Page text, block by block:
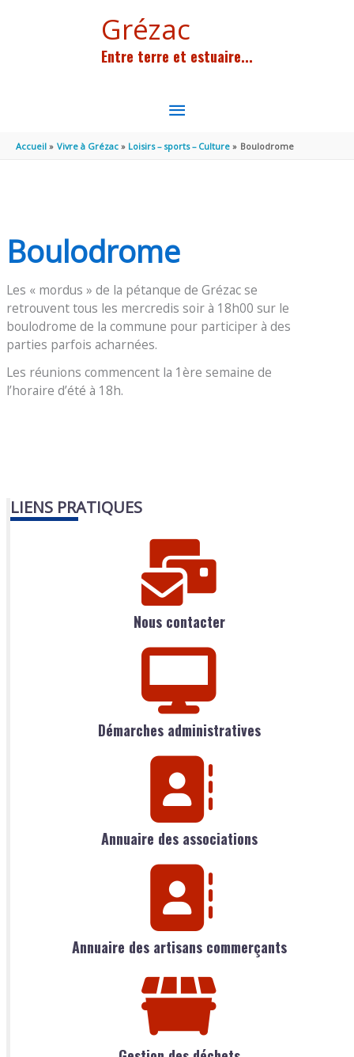
Grézac
Entre terre et estuaire...
MENU
PRINCIPAL
Accueil Vivre à Grézac Loisirs – sports – Culture Boulodrome
Boulodrome
Les « mordus » de la pétanque de Grézac se
retrouvent tous les mercredis soir à 18h00 sur le
boulodrome de la commune pour participer à des
parties parfois acharnées.
Les réunions commencent la 1ère semaine de
l’horaire d’été à 18h.
LIENS PRATIQUES
Nous contacter
Démarches administratives
Annuaire des associations
Annuaire des artisans commerçants